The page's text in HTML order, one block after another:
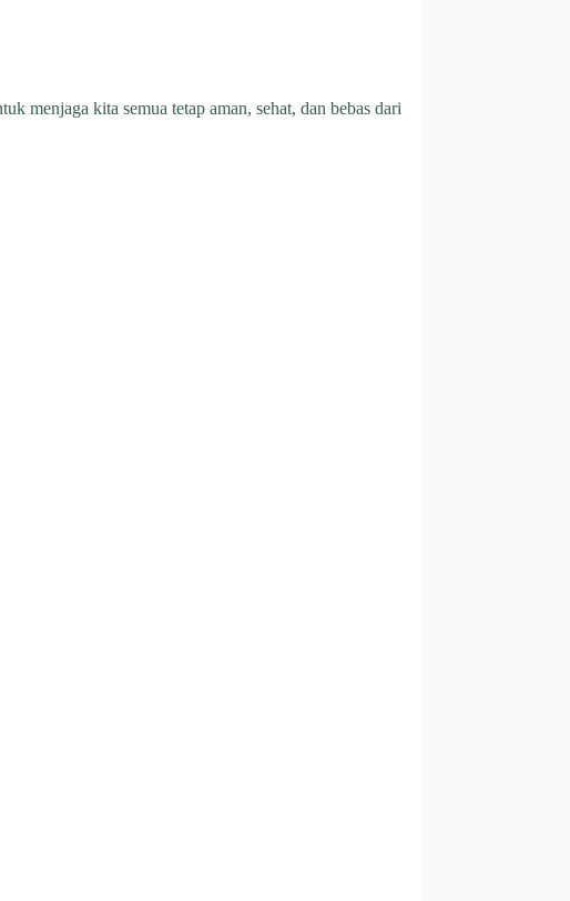
menjaga kita semua tetap aman, sehat, dan bebas dari